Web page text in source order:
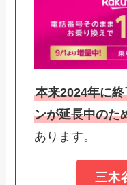
本来2024年に
ンが延長中のた
あります。
三木